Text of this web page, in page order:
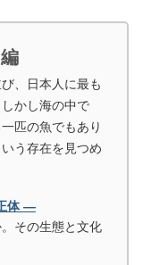
、日本人に最も
かし海の中で
匹の魚でもあり
う存在を見つめ
体 ―
その生態と文化